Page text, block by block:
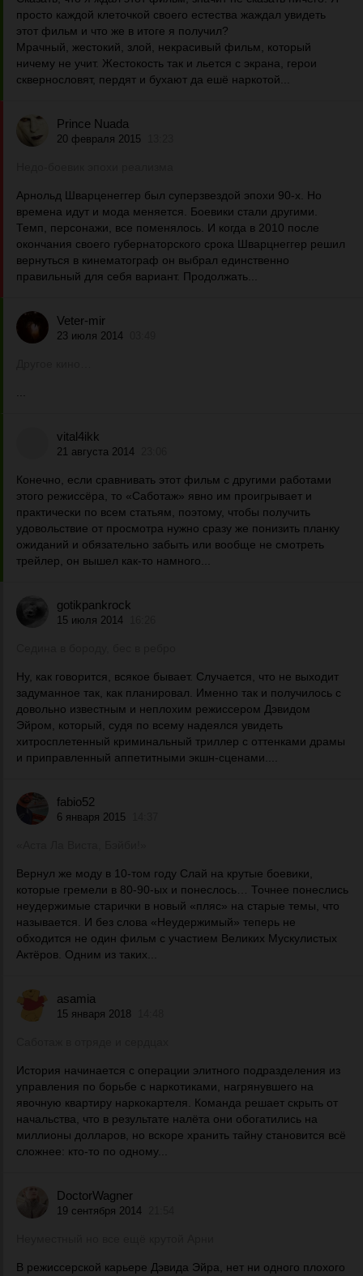
просто каждой клеточкой своего естества жаждал увидеть
этот фильм и что же в итоге я получил?
Мрачный, жестокий, злой, некрасивый фильм, который
ничему не учит. Жестокость так и льется с экрана, герои
сквернословят, пердят и бухают да ешё наркотой...
Prince Nuada
20 февраля 2015
Арнольд Шварценеггер был суперзвездой эпохи 90-х. Но
времена идут и мода меняется. Боевики стали другими.
Темп, персонажи, все поменялось. И когда в 2010 после
окончания своего губернаторского срока Шварцнеггер решил
вернуться в кинематограф он выбрал единственно
правильный для себя вариант. Продолжать...
Veter-mir
23 июля 2014
vital4ikk
21 августа 2014
Конечно, если сравнивать этот фильм с другими работами
этого режиссёра, то «Саботаж» явно им проигрывает и
практически по всем статьям, поэтому, чтобы получить
удовольствие от просмотра нужно сразу же понизить планку
ожиданий и обязательно забыть или вообще не смотреть
трейлер, он вышел как-то намного...
gotikpankrock
15 июля 2014
Ну, как говорится, всякое бывает. Случается, что не выходит
задуманное так, как планировал. Именно так и получилось с
довольно известным и неплохим режиссером Дэвидом
Эйром, который, судя по всему надеялся увидеть
хитросплетенный криминальный триллер с оттенками драмы
и приправленный аппетитными экшн-сценами....
fabio52
6 января 2015
Вернул же моду в 10-том году Слай на крутые боевики,
которые гремели в 80-90-ых и понеслось… Точнее понеслись
неудержимые старички в новый «пляс» на старые темы, что
называется. И без слова «Неудержимый» теперь не
обходится не один фильм с участием Великих Мускулистых
Актёров. Одним из таких...
asamia
15 января 2018
История начинается с операции элитного подразделения из
управления по борьбе с наркотиками, нагрянувшего на
явочную квартиру наркокартеля. Команда решает скрыть от
начальства, что в результате налёта они обогатились на
миллионы долларов, но вскоре хранить тайну становится всё
сложнее: кто-то по одному...
DoctorWagner
19 сентября 2014
В режиссерской карьере Дэвида Эйра, нет ни одного плохого